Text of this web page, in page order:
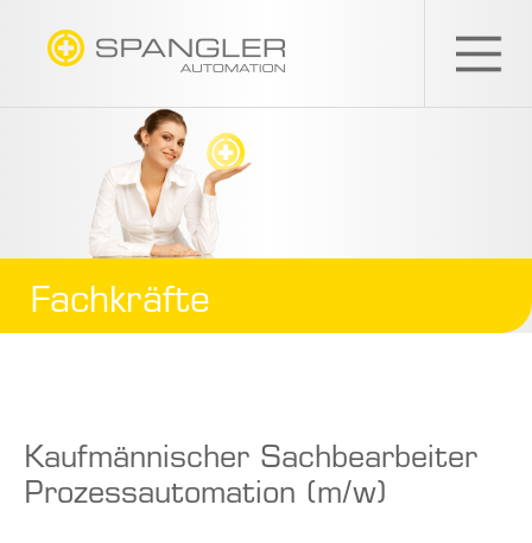
Fachkräfte
Kaufmännischer Sachbearbeiter
Prozessautomation (m/w)